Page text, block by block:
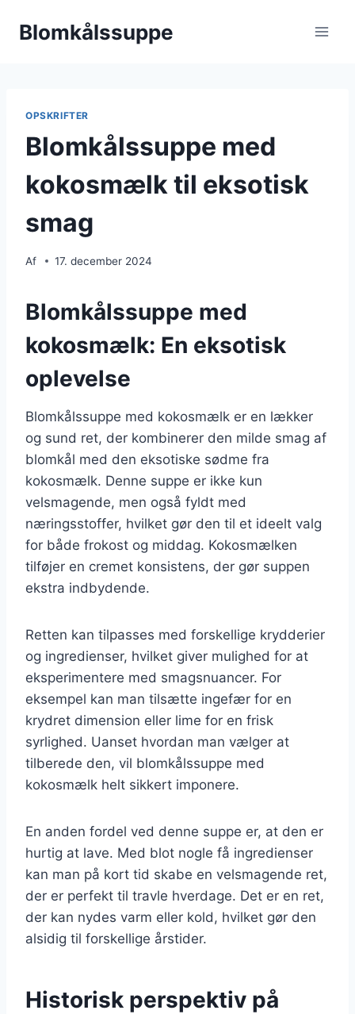
Blomkålssuppe
OPSKRIFTER
Blomkålssuppe med
kokosmælk til eksotisk
smag
Af 17. december 2024
Blomkålssuppe med
kokosmælk: En eksotisk
oplevelse
Blomkålssuppe med kokosmælk er en lækker
og sund ret, der kombinerer den milde smag af
blomkål med den eksotiske sødme fra
kokosmælk. Denne suppe er ikke kun
velsmagende, men også fyldt med
næringsstoffer, hvilket gør den til et ideelt valg
for både frokost og middag. Kokosmælken
tilføjer en cremet konsistens, der gør suppen
ekstra indbydende.
Retten kan tilpasses med forskellige krydderier
og ingredienser, hvilket giver mulighed for at
eksperimentere med smagsnuancer. For
eksempel kan man tilsætte ingefær for en
krydret dimension eller lime for en frisk
syrlighed. Uanset hvordan man vælger at
tilberede den, vil blomkålssuppe med
kokosmælk helt sikkert imponere.
En anden fordel ved denne suppe er, at den er
hurtig at lave. Med blot nogle få ingredienser
kan man på kort tid skabe en velsmagende ret,
der er perfekt til travle hverdage. Det er en ret,
der kan nydes varm eller kold, hvilket gør den
alsidig til forskellige årstider.
Historisk perspektiv på